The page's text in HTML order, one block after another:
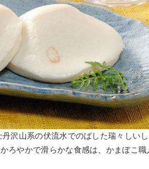
丹沢山系の伏流水でのばした瑞々しい
ろやかで滑らかな食感は、かまぼこ